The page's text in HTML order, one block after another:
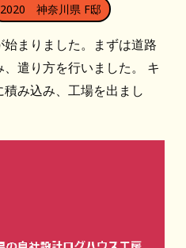
2020 神奈川県 F邸
まりました。まずは道路
遣り方を行いました。 キ
み込み、工場を出まし